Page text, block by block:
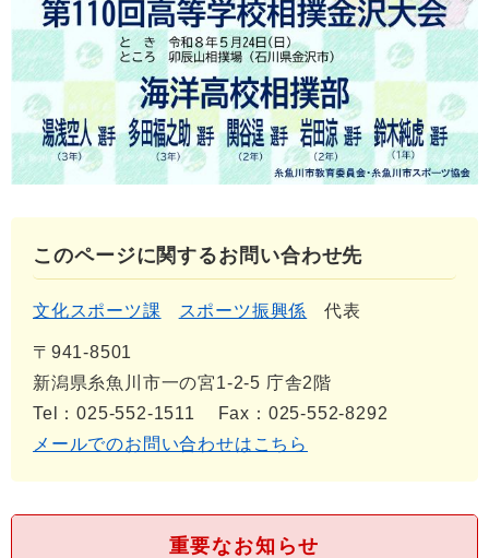
このページに関するお問い合わせ先
文化スポーツ課 スポーツ振興係 代表
〒941-8501
新潟県糸魚川市一の宮1-2-5 庁舎2階
Tel：025-552-1511
Fax：025-552-8292
メールでのお問い合わせはこちら
重要なお知らせ